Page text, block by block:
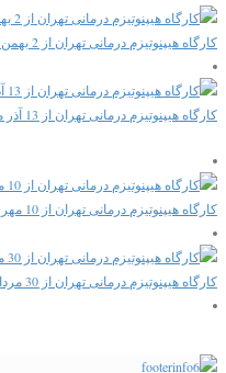
کارگاه هیپنوتیزم درمانی تهران از 2 بهمن ماه 1404
کارگاه هیپنوتیزم درمانی تهران از 13 آذر ماه 1404
کارگاه هیپنوتیزم درمانی تهران از 10 مهر ماه 1404
کارگاه هیپنوتیزم درمانی تهران از 30 مرداد ماه 1404